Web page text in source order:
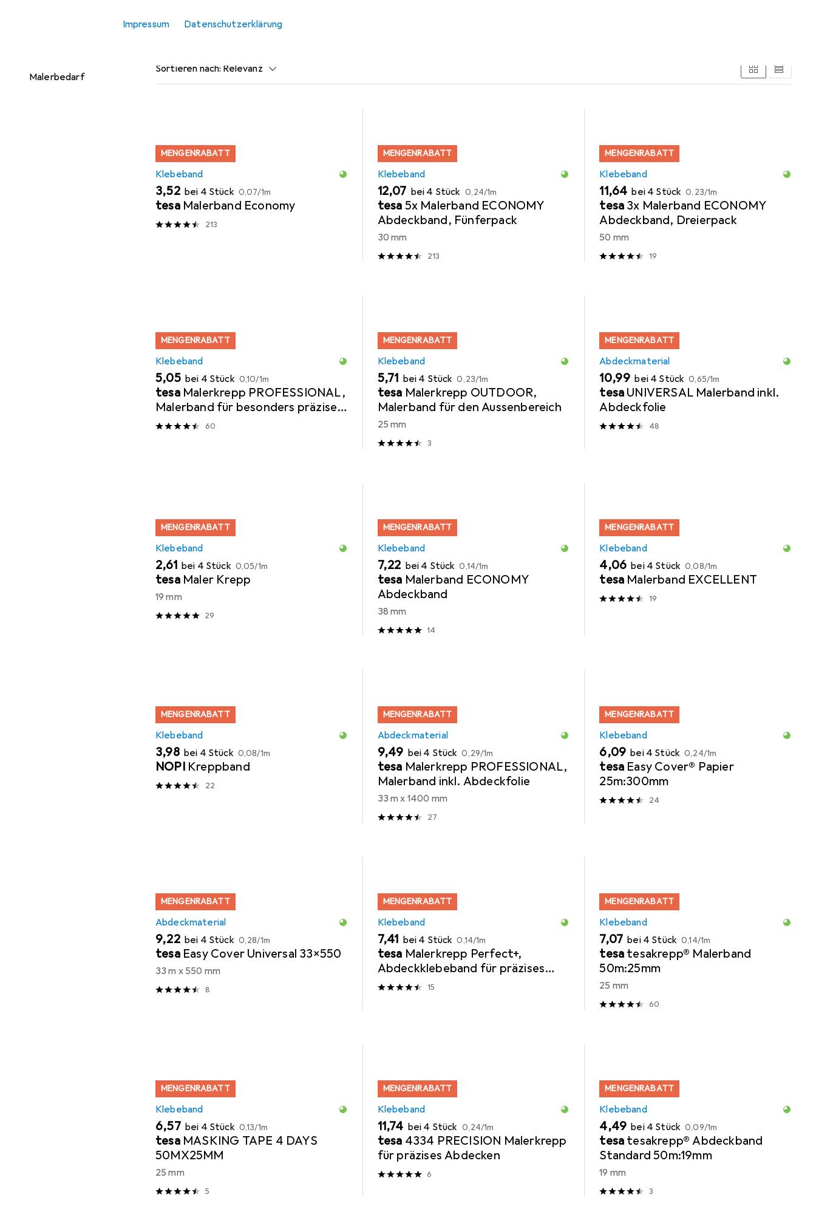
Impressum Datenschutzerklärung
Malerbedarf
Sortieren nach: Relevanz
MENGENRABATT
Klebeband
EUR
3,52 bei 4 Stück EUR
0,07/1m
tesa Malerband Economy
213
MENGENRABATT
Klebeband
EUR
12,07 bei 4 Stück EUR
0,24/1m
tesa 5x Malerband ECONOMY
Abdeckband, Fünferpack
30 mm
213
MENGENRABATT
Klebeband
EUR
11,64 bei 4 Stück EUR
0,23/1m
tesa 3x Malerband ECONOMY
Abdeckband, Dreierpack
50 mm
19
MENGENRABATT
Klebeband
EUR
5,05 bei 4 Stück EUR
0,10/1m
tesa Malerkrepp PROFESSIONAL,
Malerband für besonders präzises
Abkleben60
MENGENRABATT
Klebeband
EUR
5,71 bei 4 Stück EUR
0,23/1m
tesa Malerkrepp OUTDOOR,
Malerband für den Aussenbereich
25 mm
3
MENGENRABATT
Abdeckmaterial
EUR
10,99 bei 4 Stück EUR
0,65/1m
tesa UNIVERSAL Malerband inkl.
Abdeckfolie
48
MENGENRABATT
Klebeband
EUR
2,61 bei 4 Stück EUR
0,05/1m
tesa Maler Krepp
19 mm
29
MENGENRABATT
Klebeband
EUR
7,22 bei 4 Stück EUR
0,14/1m
tesa Malerband ECONOMY
Abdeckband
38 mm
14
MENGENRABATT
Klebeband
EUR
4,06 bei 4 Stück EUR
0,08/1m
tesa Malerband EXCELLENT
19
MENGENRABATT
Klebeband
EUR
3,98 bei 4 Stück EUR
0,08/1m
NOPI Kreppband
22
MENGENRABATT
Abdeckmaterial
EUR
9,49 bei 4 Stück EUR
0,29/1m
tesa Malerkrepp PROFESSIONAL,
Malerband inkl. Abdeckfolie
33 m x 1400 mm
27
MENGENRABATT
Klebeband
EUR
6,09 bei 4 Stück EUR
0,24/1m
tesa Easy Cover® Papier
25m:300mm
24
MENGENRABATT
Abdeckmaterial
EUR
9,22 bei 4 Stück EUR
0,28/1m
tesa Easy Cover Universal 33x550
33 m x 550 mm
8
MENGENRABATT
Klebeband
EUR
7,41 bei 4 Stück EUR
0,14/1m
tesa Malerkrepp Perfect+,
Abdeckklebeband für präzises
Abkleben im Innenbereich
15
MENGENRABATT
Klebeband
EUR
7,07 bei 4 Stück EUR
0,14/1m
tesa tesakrepp® Malerband
50m:25mm
25 mm
60
MENGENRABATT
Klebeband
EUR
6,57 bei 4 Stück EUR
0,13/1m
tesa MASKING TAPE 4 DAYS
50MX25MM
25 mm
5
MENGENRABATT
Klebeband
EUR
11,74 bei 4 Stück EUR
0,24/1m
tesa 4334 PRECISION Malerkrepp
für präzises Abdecken
6
MENGENRABATT
Klebeband
EUR
4,49 bei 4 Stück EUR
0,09/1m
tesa tesakrepp® Abdeckband
Standard 50m:19mm
19 mm
3